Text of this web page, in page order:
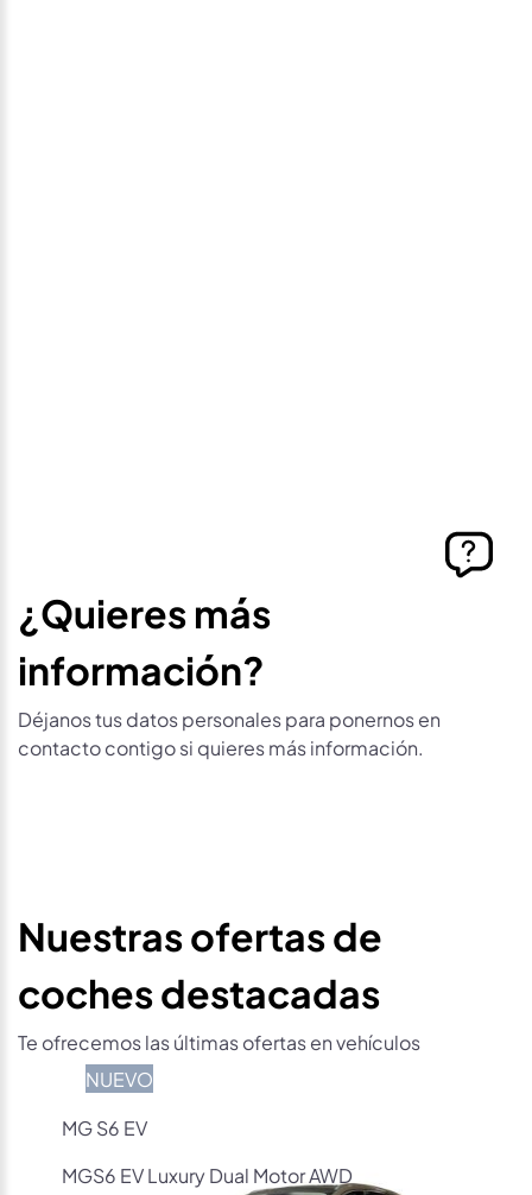
¿Quieres más
información?
Déjanos tus datos personales para ponernos en
contacto contigo si quieres más información.
Nuestras ofertas de
coches destacadas
Te ofrecemos las últimas ofertas en vehículos
NUEVO
MG S6 EV
MGS6 EV Luxury Dual Motor AWD